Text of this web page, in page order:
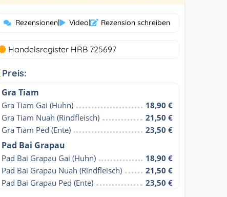
Rezensionen| Video| Rezension schreiben
Handelsregister HRB 725697
Preis:
Gra Tiam
Gra Tiam Gai (Huhn)
18,90 €
Gra Tiam Nuah (Rindfleisch)
21,50 €
Gra Tiam Ped (Ente)
23,50 €
Pad Bai Grapau
Pad Bai Grapau Gai (Huhn)
18,90 €
Pad Bai Grapau Nuah (Rindfleisch)
21,50 €
Pad Bai Grapau Ped (Ente)
23,50 €